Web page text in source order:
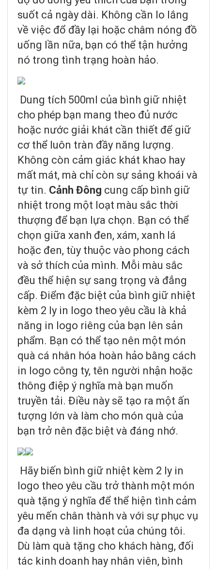
suốt cả ngày dài. Không cần lo lắng
về việc đổ đầy lại hoặc châm nóng đồ
uống lần nữa, bạn có thể tận hưởng
nó trong tình trạng hoàn hảo.
Dung tích 500ml của bình giữ nhiệt
cho phép bạn mang theo đủ nước
hoặc nước giải khát cần thiết để giữ
cơ thể luôn tràn đầy năng lượng.
Không còn cảm giác khát khao hay
mất mát, mà chỉ còn sự sảng khoái và
tự tin. Cảnh Đông cung cấp bình giữ
nhiệt trong một loạt màu sắc thời
thượng để bạn lựa chọn. Bạn có thể
chọn giữa xanh đen, xám, xanh lá
hoặc đen, tùy thuộc vào phong cách
và sở thích của mình. Mỗi màu sắc
đều thể hiện sự sang trọng và đẳng
cấp. Điểm đặc biệt của bình giữ nhiệt
kèm 2 ly in logo theo yêu cầu là khả
năng in logo riêng của bạn lên sản
phẩm. Bạn có thể tạo nên một món
quà cá nhân hóa hoàn hảo bằng cách
in logo công ty, tên người nhận hoặc
thông điệp ý nghĩa mà bạn muốn
truyền tải. Điều này sẽ tạo ra một ấn
tượng lớn và làm cho món quà của
bạn trở nên đặc biệt và đáng nhớ.
Hãy biến bình giữ nhiệt kèm 2 ly in
logo theo yêu cầu trở thành một món
quà tặng ý nghĩa để thể hiện tình cảm
yêu mến chân thành và với sự phục vụ
đa dạng và linh hoạt của chúng tôi.
Dù làm quà tặng cho khách hàng, đối
tác kinh doanh hay nhân viên, bình